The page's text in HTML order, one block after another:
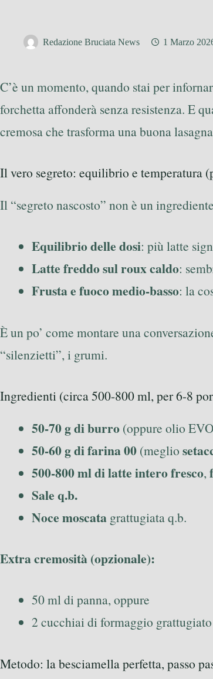
Redazione Bruciata News 1 Marzo
C’è un momento, quando stai per
forchetta affonderà senza resistenza. E
cremosa che trasforma una buona
Il vero segreto: equilibrio e temperatura
Il “segreto nascosto” non è un
Equilibrio delle dosi: più latte
Latte freddo sul roux caldo:
Frusta e fuoco medio-basso: la
È un po’ come montare una
“silenzietti”, i grumi.
Ingredienti (circa 500-800 ml, per 6-8
50-70 g di burro (oppure olio
50-60 g di farina 00 (meglio
500-800 ml di latte intero fresco,
Sale q.b.
Noce moscata grattugiata q.b.
Extra cremosità (opzionale):
50 ml di panna, oppure
2 cucchiai di formaggio
Metodo: la besciamella perfetta, passo